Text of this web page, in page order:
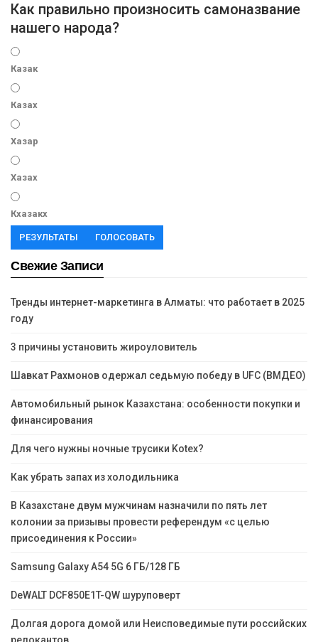
Как правильно произносить самоназвание
нашего народа?
Казак
Казах
Хазар
Хазах
Кхазакх
РЕЗУЛЬТАТЫ ГОЛОСОВАТЬ
Свежие Записи
Тренды интернет-маркетинга в Алматы: что работает в 2025
году
3 причины установить жироуловитель
Шавкат Рахмонов одержал седьмую победу в UFC (ВМДЕО)
Автомобильный рынок Казахстана: особенности покупки и
финансирования
Для чего нужны ночные трусики Kotex?
Как убрать запах из холодильника
В Казахстане двум мужчинам назначили по пять лет
колонии за призывы провести референдум «с целью
присоединения к России»
Samsung Galaxy A54 5G 6 ГБ/128 ГБ
DeWALT DCF850E1T-QW шуруповерт
Долгая дорога домой или Неисповедимые пути российских